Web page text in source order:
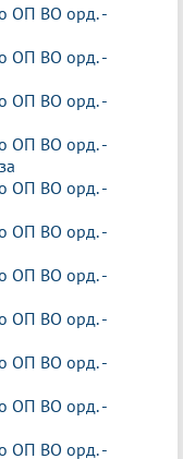
ОП ВО орд. -
ОП ВО орд. -
ОП ВО орд. -
ОП ВО орд. -
ОП ВО орд. -
ОП ВО орд. -
ОП ВО орд. -
ОП ВО орд. -
ОП ВО орд. -
ОП ВО орд. -
ОП ВО орд. -